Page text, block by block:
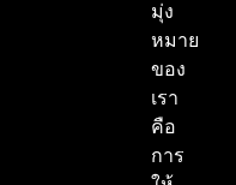
มุ่ง
หมาย
ของ
เรา
คือ
การ